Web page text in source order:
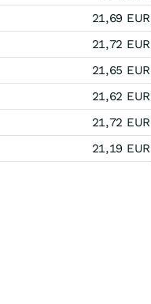
21,69 EUR
21,72 EUR
21,65 EUR
21,62 EUR
21,72 EUR
21,19 EUR